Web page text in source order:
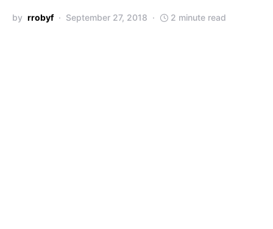
by rrobyf September 27, 2018 2 minute read